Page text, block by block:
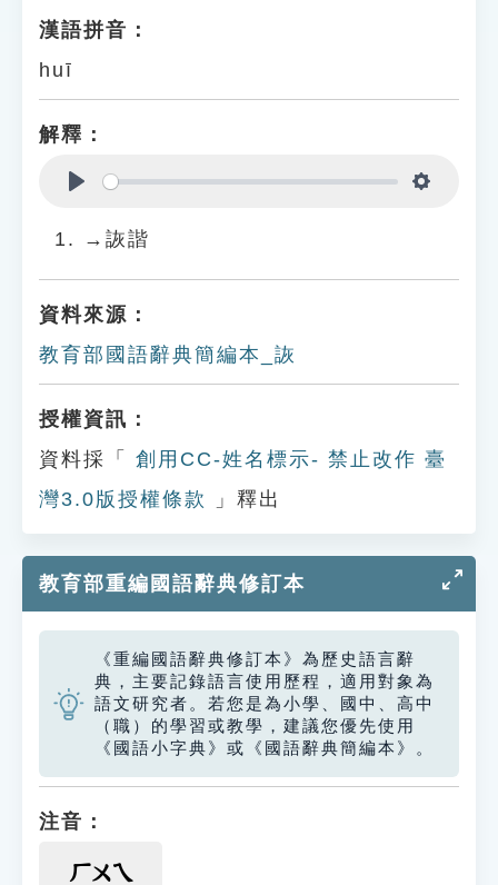
漢語拼音：
huī
解釋：
→詼諧
資料來源：
教育部國語辭典簡編本_詼
授權資訊：
資料採「
創用CC-姓名標示- 禁止改作 臺
灣3.0版授權條款
」釋出
教育部重編國語辭典修訂本
《重編國語辭典修訂本》為歷史語言辭
典，主要記錄語言使用歷程，適用對象為
語文研究者。若您是為小學、國中、高中
（職）的學習或教學，建議您優先使用
《國語小字典》或《國語辭典簡編本》。
注音：
ㄏㄨㄟ